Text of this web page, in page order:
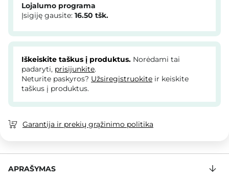
Lojalumo programa
Įsigiję gausite: 16.50 tšk.
Iškeiskite taškus į produktus. Norėdami tai
padaryti, prisijunkite.
Neturite paskyros? Užsiregistruokite ir keiskite
taškus į produktus.
Garantija ir prekių grąžinimo politika
APRAŠYMAS